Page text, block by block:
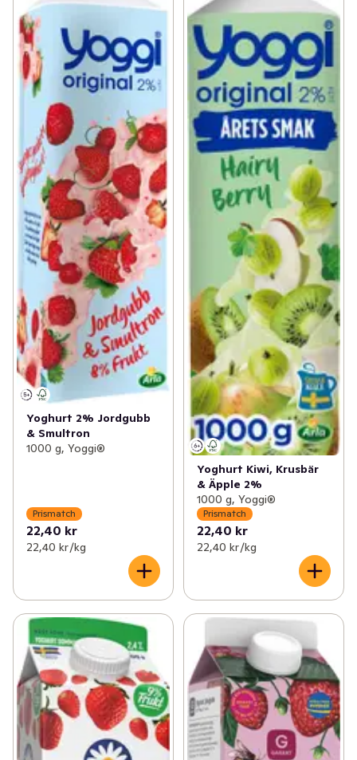
Yoghurt 2% Jordgubb
& Smultron
1000 g, Yoggi®
Prismatch
22,40 kr
22,40 kr /kg
Yoghurt Kiwi, Krusbär
& Äpple 2%
1000 g, Yoggi®
Prismatch
22,40 kr
22,40 kr /kg